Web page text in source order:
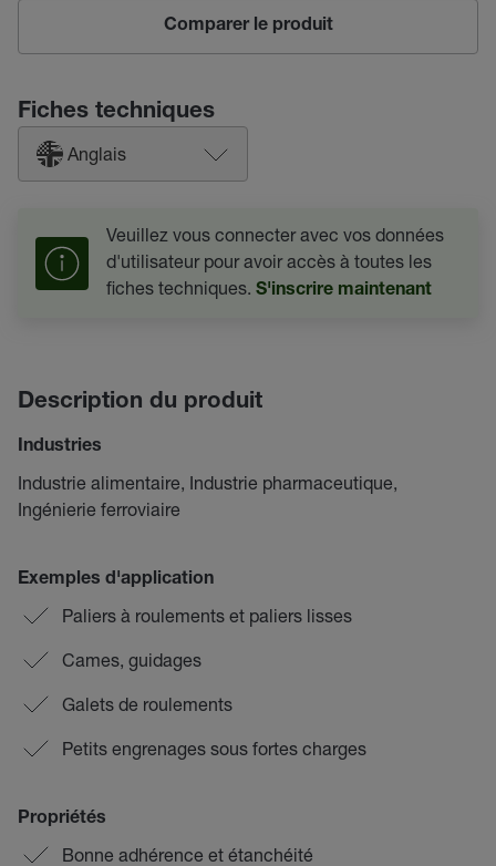
Comparer le produit
Fiches techniques
Anglais
Veuillez vous connecter avec vos données
d'utilisateur pour avoir accès à toutes les
fiches techniques. S'inscrire maintenant
Description du produit
Industries
Industrie alimentaire, Industrie pharmaceutique,
Ingénierie ferroviaire
Exemples d'application
Paliers à roulements et paliers lisses
Cames, guidages
Galets de roulements
Petits engrenages sous fortes charges
Propriétés
Bonne adhérence et étanchéité